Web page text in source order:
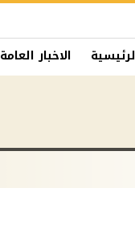
الاخبار العامة